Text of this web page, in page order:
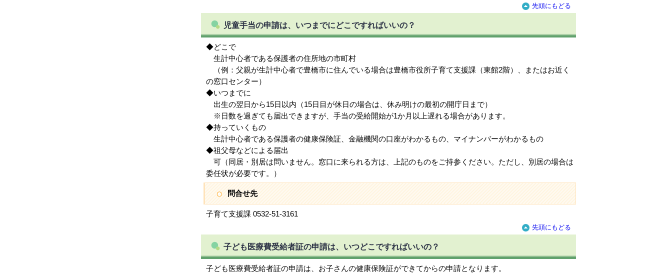
先頭にもどる
児童手当の申請は、いつまでにどこですればいいの？
◆どこで
生計中心者である保護者の住所地の市町村
（例：父親が生計中心者で豊橋市に住んでいる場合は豊橋市役所子育て支援課（東館2階）、またはお近く
の窓口センター）
◆いつまでに
出生の翌日から15日以内（15日目が休日の場合は、休み明けの最初の開庁日まで）
※日数を過ぎても届出できますが、手当の受給開始が1か月以上遅れる場合があります。
◆持っていくもの
生計中心者である保護者の健康保険証、金融機関の口座がわかるもの、マイナンバーがわかるもの
◆祖父母などによる届出
可（同居・別居は問いません。窓口に来られる方は、上記のものをご持参ください。ただし、別居の場合は
委任状が必要です。）
問合せ先
子育て支援課 0532-51-3161
先頭にもどる
子ども医療費受給者証の申請は、いつどこですればいいの？
子ども医療費受給者証の申請は、お子さんの健康保険証ができてからの申請となります。